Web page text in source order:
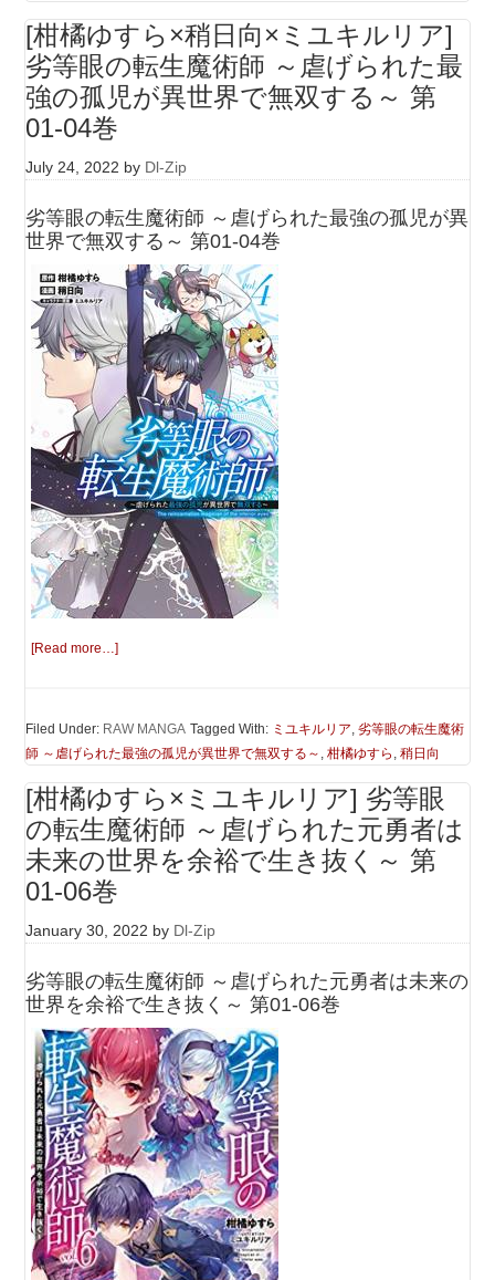
[柑橘ゆすら×稍日向×ミユキルリア]
劣等眼の転生魔術師 ～虐げられた最
強の孤児が異世界で無双する～ 第
01-04巻
July 24, 2022 by Dl-Zip
劣等眼の転生魔術師 ～虐げられた最強の孤児が異
世界で無双する～ 第01-04巻
[Read more…]
Filed Under: RAW MANGA Tagged With: ミユキルリア,劣等眼の転生魔術
師 ～虐げられた最強の孤児が異世界で無双する～ ,柑橘ゆすら ,稍日向
[柑橘ゆすら×ミユキルリア] 劣等眼
の転生魔術師 ～虐げられた元勇者は
未来の世界を余裕で生き抜く～ 第
01-06巻
January 30, 2022 by Dl-Zip
劣等眼の転生魔術師 ～虐げられた元勇者は未来の
世界を余裕で生き抜く～ 第01-06巻